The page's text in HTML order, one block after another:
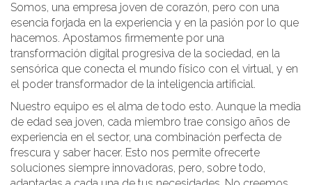
Somos, una empresa joven de corazón, pero con una
esencia forjada en la experiencia y en la pasión por lo que
hacemos. Apostamos firmemente por una
transformación digital progresiva de la sociedad, en la
sensórica que conecta el mundo físico con el virtual, y en
el poder transformador de la inteligencia artificial.
Nuestro equipo es el alma de todo esto. Aunque la media
de edad sea joven, cada miembro trae consigo años de
experiencia en el sector, una combinación perfecta de
frescura y saber hacer. Esto nos permite ofrecerte
soluciones siempre innovadoras, pero, sobre todo,